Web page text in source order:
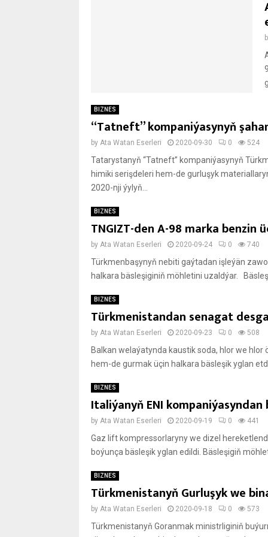
BIZNES
“Tatneft” kompaniýasynyň
by Ata Watan Eserleri 2020-09-30 0 524
Tatarystanyň “Tatneft” kompaniýasynyň
himiki serişdeleri hem-de gurluşyk
2020-nji ýylyň...
BIZNES
TNGIZT-den A-98 marka benzin
by Ata Watan Eserleri 2020-09-24 0 740
Türkmenbaşynyň nebiti gaýtadan işleýän
halkara bäsleşiginiň möhletini uzaldýar.
BIZNES
Türkmenistandan senagat
by Ata Watan Eserleri 2020-09-23 0 508
Balkan welaýatynda kaustik soda, hlor we
hem-de gurmak üçin halkara bäsleşik yglan
BIZNES
Italiýanyň ENI kompaniýasyndan
by Ata Watan Eserleri 2020-09-19 0 441
Gaz lift kompressorlaryny we dizel
boýunça bäsleşik yglan edildi. Bäsleşigiň
BIZNES
Türk­me­nis­ta­nyň Gur­lu­şyk we
by Ata Watan Eserleri 2020-09-18 0 573
Türk­me­nis­ta­nyň Go­ran­mak mi­nistr­li­gi­niň